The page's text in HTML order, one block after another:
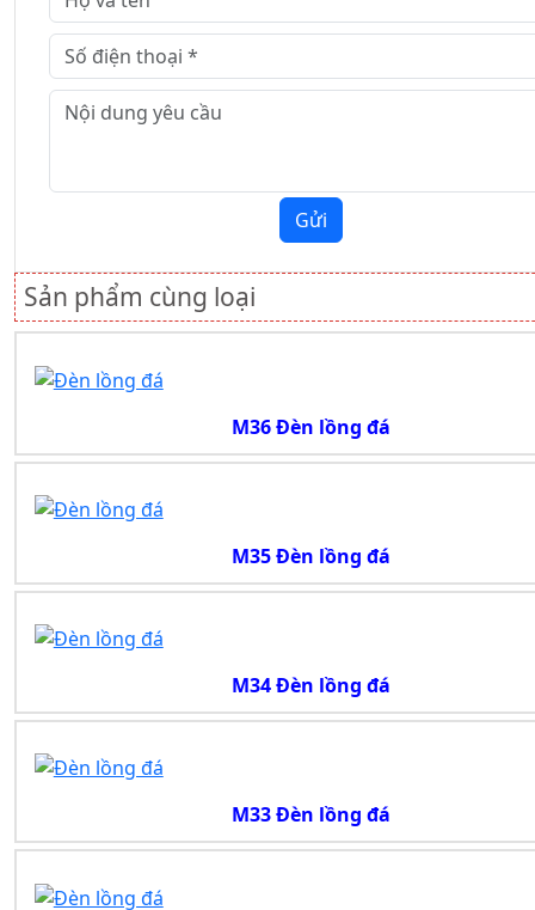
Gửi
Sản phẩm cùng loại
M36 Đèn lồng đá
M35 Đèn lồng đá
M34 Đèn lồng đá
M33 Đèn lồng đá